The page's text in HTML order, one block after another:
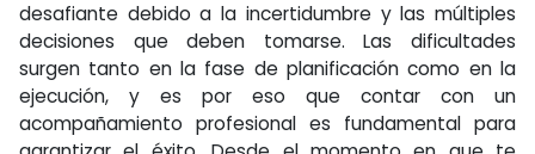
desafiante debido a la incertidumbre y las múltiples
decisiones que deben tomarse. Las dificultades
surgen tanto en la fase de planificación como en la
ejecución, y es por eso que contar con un
acompañamiento profesional es fundamental para